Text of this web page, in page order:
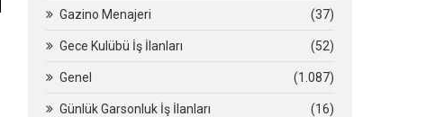
Gazino Menajeri (37)
Gece Kulübü İş İlanları (52)
Genel (1.087)
Günlük Garsonluk İş İlanları (16)